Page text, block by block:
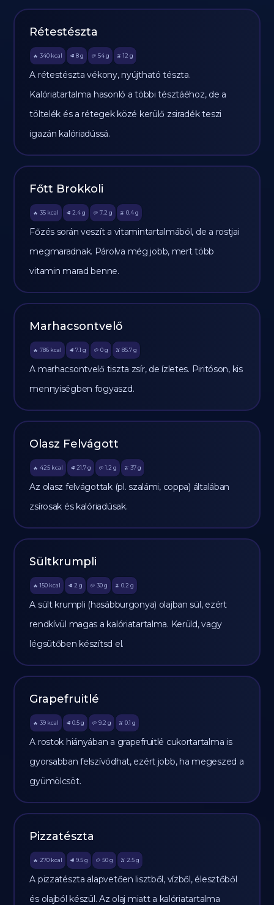
Rétestészta
🔥 340 kcal 🥩 8 g 🥔 54g 🫒 12 g
A rétestészta vékony, nyújtható tészta.
Kalóriatartalma hasonló a többi tésztáéhoz, de a
töltelék és a rétegek közé kerülő zsiradék teszi
igazán kalóriadússá.
Főtt Brokkoli
🔥 35 kcal 🥩 2.4 g 🥔 7.2 g 🫒 0.4 g
Főzés során veszít a vitamintartalmából, de a rostjai
megmaradnak. Párolva még jobb, mert több
vitamin marad benne.
Marhacsontvelő
🔥 786 kcal 🥩 7.1 g 🥔 0g 🫒 85.7 g
A marhacsontvelő tiszta zsír, de ízletes. Piritóson, kis
mennyiségben fogyaszd.
Olasz Felvágott
🔥 425 kcal 🥩 21.7 g 🥔 1.2 g 🫒 37 g
Az olasz felvágottak (pl. szalámi, coppa) általában
zsírosak és kalóriadúsak.
Sültkrumpli
🔥 150 kcal 🥩 2 g 🥔 30g 🫒 0.2 g
A sült krumpli (hasábburgonya) olajban sül, ezért
rendkívül magas a kalóriatartalma. Kerüld, vagy
légsütőben készítsd el.
Grapefruitlé
🔥 39 kcal 🥩 0.5 g 🥔 9.2 g 🫒 0.1 g
A rostok hiányában a grapefruitlé cukortartalma is
gyorsabban felszívódhat, ezért jobb, ha megeszed a
gyümölcsöt.
Pizzatészta
🔥 270 kcal 🥩 9.5 g 🥔 50g 🫒 2.5 g
A pizzatészta alapvetően lisztből, vízből, élesztőből
és olajból készül. Az olaj miatt a kalóriatartalma